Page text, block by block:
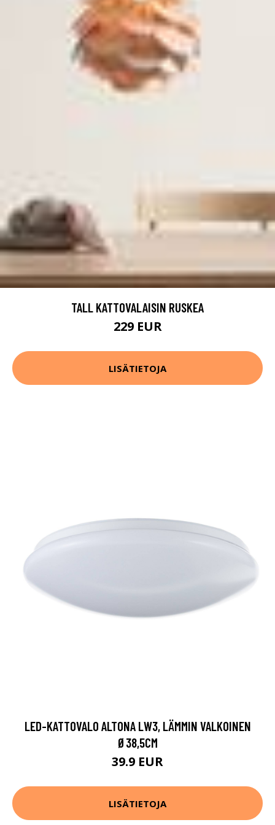
TALL KATTOVALAISIN RUSKEA
229 EUR
LISÄTIETOJA
LED-KATTOVALO ALTONA LW3, LÄMMIN VALKOINEN
Ø38,5CM
39.9 EUR
LISÄTIETOJA